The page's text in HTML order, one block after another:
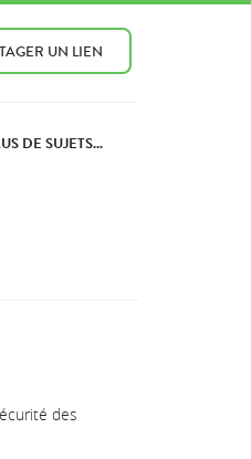
UN LIEN
DE SUJETS...
des